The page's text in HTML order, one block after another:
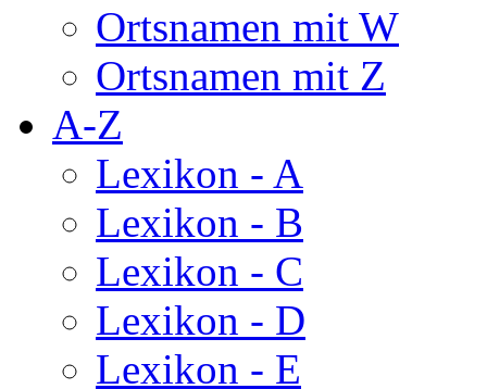
Ortsnamen mit W
Ortsnamen mit Z
A-Z
Lexikon - A
Lexikon - B
Lexikon - C
Lexikon - D
Lexikon - E